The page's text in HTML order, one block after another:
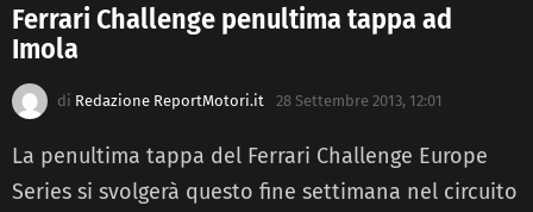
Latest
story
Ferrari Challenge penultima tappa ad
Imola
di Redazione ReportMotori.it 28 Settembre 2013, 12:01
La penultima tappa del Ferrari Challenge Europe
Series si svolgerà questo fine settimana nel circuito